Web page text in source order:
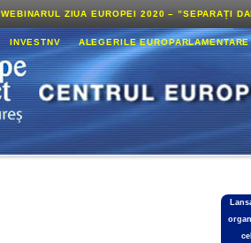
WEBINARUL ZIUA EUROPEI 2020 – ”SEPARAȚI
INVESTNV ALEGERILE